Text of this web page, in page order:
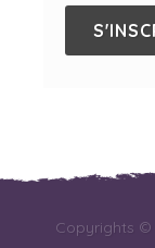
Copyrights ©